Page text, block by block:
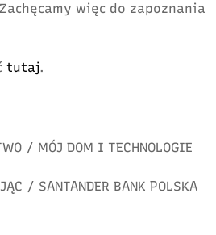
więc do zapoznania
tutaj.
/ MÓJ DOM I TECHNOLOGIE
/ SANTANDER BANK POLSKA